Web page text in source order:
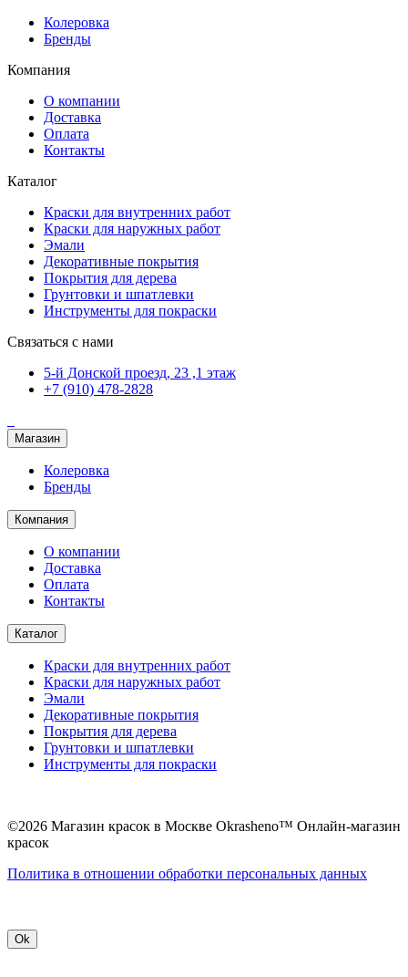
Колеровка
Бренды
Компания
О компании
Доставка
Оплата
Контакты
Каталог
Краски для внутренних работ
Краски для наружных работ
Эмали
Декоративные покрытия
Покрытия для дерева
Грунтовки и шпатлевки
Инструменты для покраски
Связаться с нами
5-й Донской проезд, 23 ,1 этаж
+7 (910) 478-2828
Магазин
Колеровка
Бренды
Компания
О компании
Доставка
Оплата
Контакты
Каталог
Краски для внутренних работ
Краски для наружных работ
Эмали
Декоративные покрытия
Покрытия для дерева
Грунтовки и шпатлевки
Инструменты для покраски
©2026 Магазин красок в Москве Okrasheno™ Онлайн-магазин
красок
Политикa в отношении обработки персональных данных
Ok